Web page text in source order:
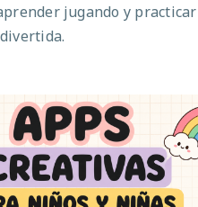
jugando y